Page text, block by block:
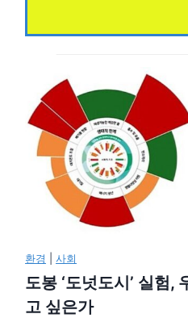
환경 |사회
도봉 ‘도넛도시’ 실험,
고 싶은가